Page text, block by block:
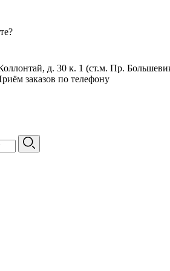
?
д. 30 к. 1 (ст.м. Пр.
заказов по телефону